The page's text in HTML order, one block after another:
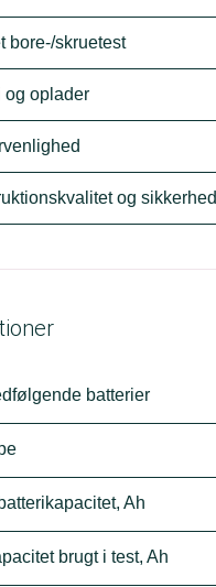
bore-/skruetest
og oplader
og sikkerhed
batterier
Ah
brugt i test, Ah